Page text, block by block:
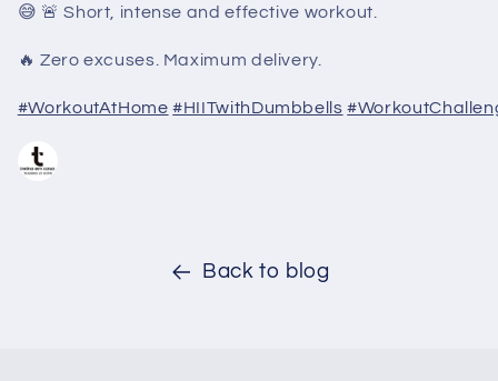
😅 🚨 Short, intense and effective workout.
🔥 Zero excuses. Maximum delivery.
#WorkoutAtHome #HIITwithDumbbells
Back to blog